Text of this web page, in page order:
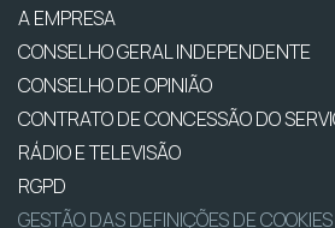
A EMPRESA
CONSELHO GERAL INDEPENDENTE
CONSELHO DE OPINIÃO
CONTRATO DE CONCESSÃO DO
RÁDIO E TELEVISÃO
RGPD
GESTÃO DAS DEFINIÇÕES DE COOKIES